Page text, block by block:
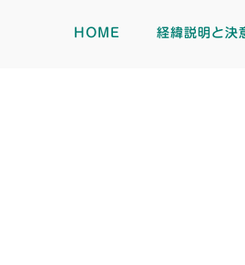
HOME 経緯説明と決